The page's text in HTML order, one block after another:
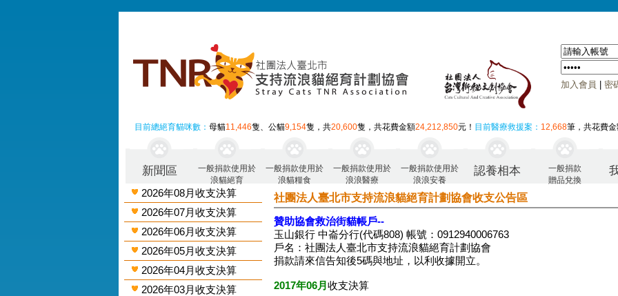
加入會員 密
目前總絕育貓咪數： 母貓11,446隻、公貓9,154隻，共20,600隻，共花費金額24,212,850元！ 目前醫療救援案： 12,668筆，共花費金
新聞區
一般捐款使用於
浪貓絕育
一般捐款使用於
浪貓糧食
一般捐款使用於
浪浪醫療
一般捐款使用於
浪浪安養
認養相本
一般捐款
贈品兌換
2026年08月收支決算
2026年07月收支決算
2026年06月收支決算
2026年05月收支決算
2026年04月收支決算
2026年03月收支決算
社團法人臺北市支持流浪貓絕育計劃協會收支公告區
贊助協會救治街貓帳戶--
玉山銀行 中崙分行(代碼808) 帳號：0912940006763
戶名：社團法人臺北市支持流浪貓絕育計劃協會
捐款請來信告知後5碼與地址，以利收據開立。
2017年06月 收支決算